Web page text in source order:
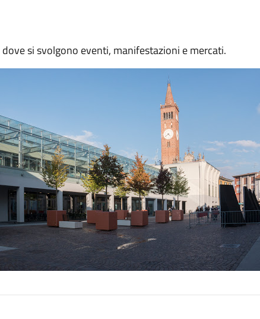
si svolgono eventi, manifestazioni e mercati.